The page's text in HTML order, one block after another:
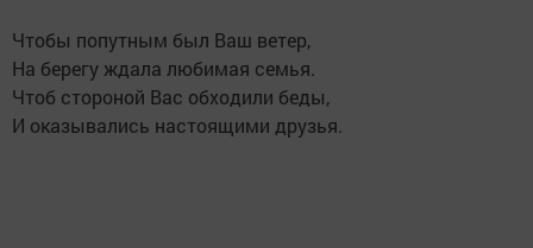
Чтобы попутным был Ваш ветер,
На берегу ждала любимая семья.
Чтоб стороной Вас обходили беды,
И оказывались настоящими друзья.